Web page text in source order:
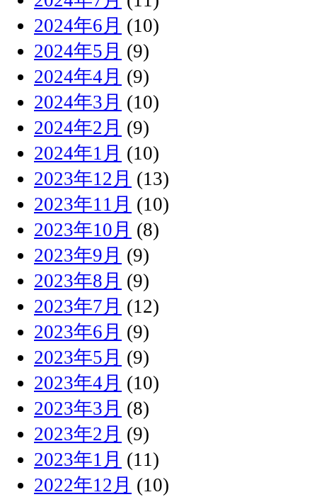
2024年6月 (10)
2024年5月 (9)
2024年4月 (9)
2024年3月 (10)
2024年2月 (9)
2024年1月 (10)
2023年12月 (13)
2023年11月 (10)
2023年10月 (8)
2023年9月 (9)
2023年8月 (9)
2023年7月 (12)
2023年6月 (9)
2023年5月 (9)
2023年4月 (10)
2023年3月 (8)
2023年2月 (9)
2023年1月 (11)
2022年12月 (10)